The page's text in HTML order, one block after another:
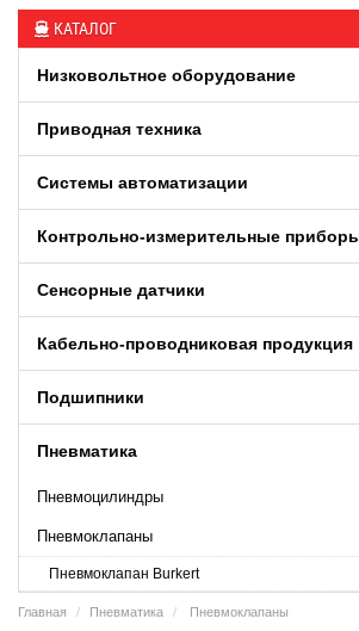
КАТАЛОГ
Низковольтное оборудование
Приводная техника
Системы автоматизации
Контрольно-измерительные
Сенсорные датчики
Кабельно-проводниковая продукция
Подшипники
Пневматика
Пневмоцилиндры
Пневмоклапаны
Пневмоклапан Burkert
Главная Пневматика Пневмоклапаны